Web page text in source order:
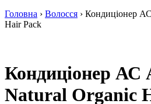
Головна › Волосся › Кондиціонер
Hair Pack
Кондиціонер АС
Natural Organic